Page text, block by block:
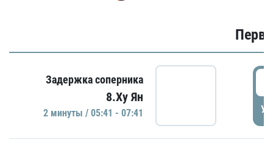
Задержка соперника
8.Ху Ян
2 минуты / 05:41 - 07:41